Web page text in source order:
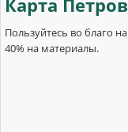
Карта
Пользуйтесь во благо
40% на материалы.